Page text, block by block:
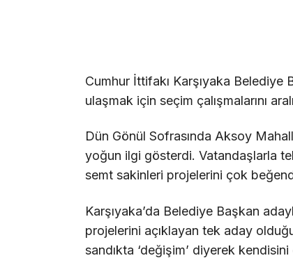
Cumhur İttifakı Karşıyaka Belediye
ulaşmak için seçim çalışmalarını
Dün Gönül Sofrasında Aksoy
yoğun ilgi gösterdi. Vatandaşlarla
semt sakinleri projelerini çok
Karşıyaka’da Belediye Başkan
projelerini açıklayan tek aday
sandıkta ‘değişim’ diyerek